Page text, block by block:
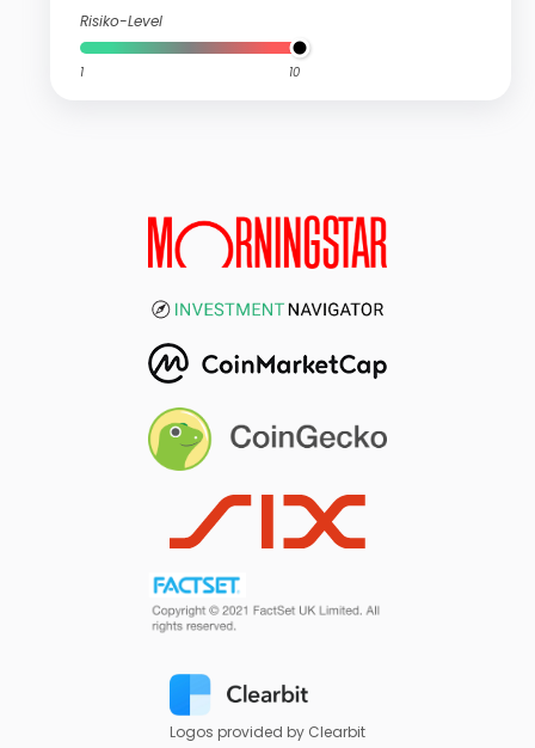
Risiko-Level
1 10
Logos provided by Clearbit